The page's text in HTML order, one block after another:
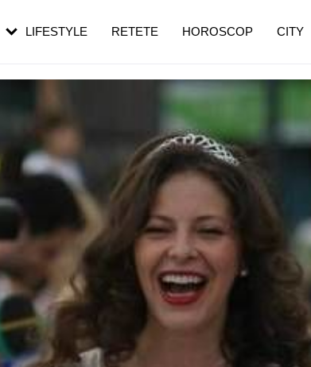
LIFESTYLE RETETE HOROSCOP CITY
pe măsură ce înaintezi în vârstă